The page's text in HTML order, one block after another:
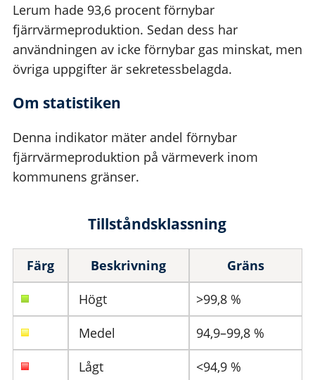
Lerum hade 93,6 procent förnybar
fjärrvärmeproduktion. Sedan dess har
användningen av icke förnybar gas minskat, men
övriga uppgifter är sekretessbelagda.
Om statistiken
Denna indikator mäter andel förnybar
fjärrvärmeproduktion på värmeverk inom
kommunens gränser.
Tillståndsklassning
Färg Beskrivning
Gräns
Högt
>99,8 %
Medel
94,9–99,8 %
Lågt
<94,9 %